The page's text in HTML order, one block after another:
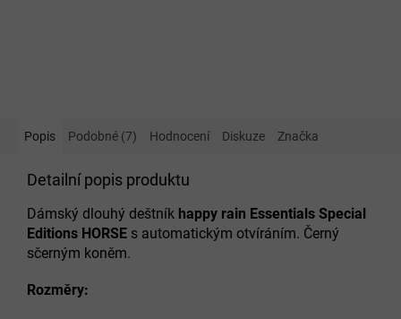
Popis Podobné (7) Hodnocení Diskuze Značka
Detailní popis produktu
Dámský dlouhý deštník happy rain Essentials Special
Editions HORSE s automatickým otvíráním. Černý
sčerným koněm.
Rozměry: